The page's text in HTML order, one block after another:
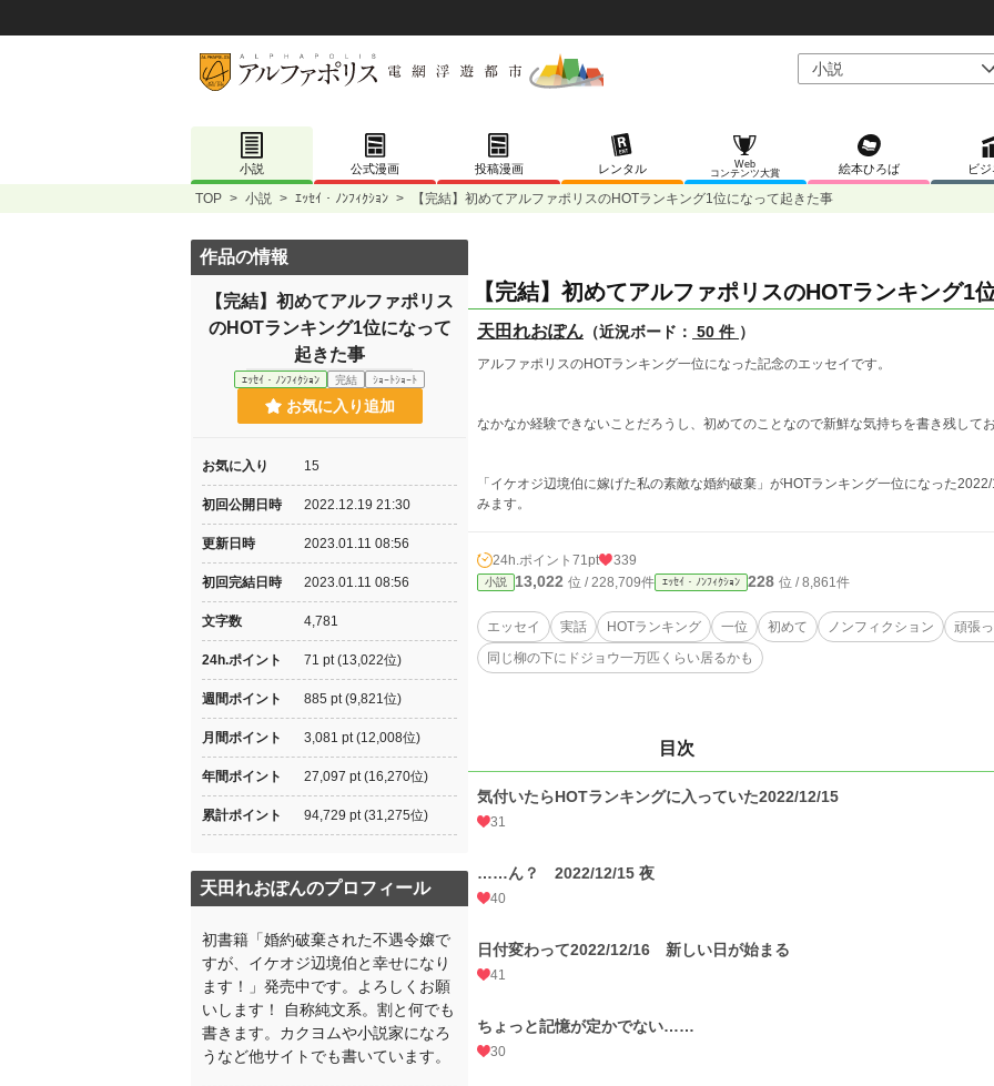
小説 公式漫画 投稿漫画 レンタル
Web
コンテンツ大賞
絵本ひろば ビジ
TOP > 小説 > ｴｯｾｲ・ﾉﾝﾌｨｸｼｮﾝ > 【完結】初めてアルファポリスのHOTランキング1位になって起きた事
【完結】初めてアルファポリスのHOTランキング1
天田れおぽん （近況ボード： 50 件 ）
アルファポリスのHOTランキング一位になった記念のエッセイです。
なかなか経験できないことだろうし、初めてのことなので新鮮な気持ちを書き残して
「イケオジ辺境伯に嫁げた私の素敵な婚約破棄」がHOTランキング一位になった
みます。
24h.ポイント 71pt 339
小説 13,022 位 / 228,709件 ｴｯｾｲ・ﾉﾝﾌｨｸｼｮﾝ 228 位 / 8,861件
エッセイ 実話 HOTランキング 一位 初めて ノンフィクション 頑張
同じ柳の下にドジョウ一万匹くらい居るかも
目次
気付いたらHOTランキングに入っていた2022/12/15
31
……ん？ 2022/12/15 夜
40
日付変わって2022/12/16 新しい日が始まる
41
ちょっと記憶が定かでない……
30
作品の情報
【完結】初めてアルファポリス
のHOTランキング1位になって
起きた事
ｴｯｾｲ・ﾉﾝﾌｨｸｼｮﾝ 完結 ｼｮｰﾄｼｮｰﾄ
お気に入り追加
お気に入り 15
初回公開日時 2022.12.19 21:30
更新日時 2023.01.11 08:56
初回完結日時 2023.01.11 08:56
文字数 4,781
24h.ポイント 71 pt (13,022位)
週間ポイント 885 pt (9,821位)
月間ポイント 3,081 pt (12,008位)
年間ポイント 27,097 pt (16,270位)
累計ポイント 94,729 pt (31,275位)
天田れおぽんのプロフィール
初書籍「婚約破棄された不遇令嬢で
すが、イケオジ辺境伯と幸せになり
ます！」発売中です。よろしくお願
いします！ 自称純文系。割と何でも
書きます。カクヨムや小説家になろ
うなど他サイトでも書いています。